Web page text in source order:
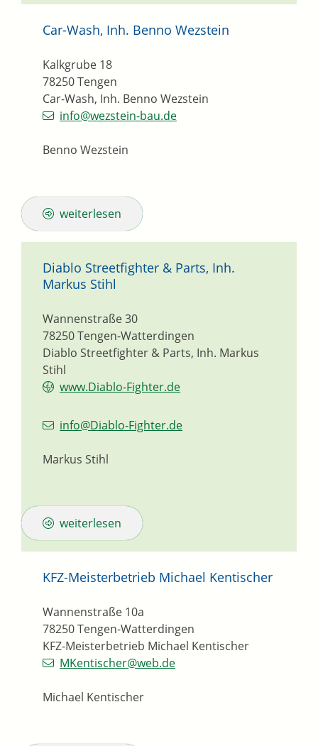
Car-Wash, Inh. Benno Wezstein
Car-Wash, Inh. Benno Wezstein
Kalkgrube 18
78250Tengen
info@wezstein-bau.de
Benno Wezstein
weiterlesen
Diablo Streetfighter & Parts, Inh.
Markus Stihl
Diablo Streetfighter & Parts, Inh. Markus
Stihl
Wannenstraße 30
78250Tengen-Watterdingen
www.Diablo-Fighter.de
info@Diablo-Fighter.de
Markus Stihl
weiterlesen
KFZ-Meisterbetrieb Michael Kentischer
KFZ-Meisterbetrieb Michael Kentischer
Wannenstraße 10a
78250Tengen-Watterdingen
MKentischer@web.de
Michael Kentischer